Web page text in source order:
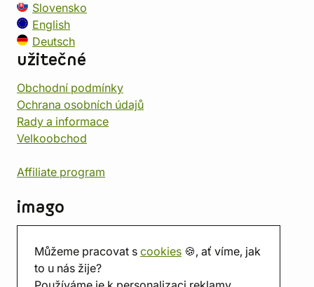
Můžeme pracovat s cookies 🍪, ať víme, jak
to u nás žije?
Slovensko
English
Deutsch
užitečné
Obchodní podmínky
Ochrana osobních údajů
Rady a informace
Velkoobchod
Affiliate program
imago
Prodejna
Herna